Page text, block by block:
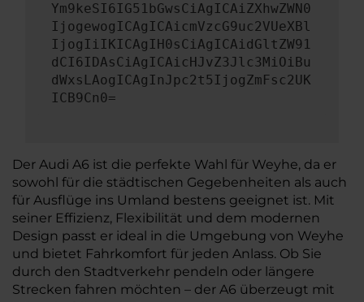
Ym9keSI6IG51bGwsCiAgICAiZXhwZWN0
IjogewogICAgICAicmVzcG9uc2VUeXBl
IjogIiIKICAgIH0sCiAgICAidGltZW91
dCI6IDAsCiAgICAicHJvZ3Jlc3MiOiBu
dWxsLAogICAgInJpc2t5IjogZmFsc2UK
ICB9Cn0=
Der Audi A6 ist die perfekte Wahl für Weyhe, da er
sowohl für die städtischen Gegebenheiten als auch
für Ausflüge ins Umland bestens geeignet ist. Mit
seiner Effizienz, Flexibilität und dem modernen
Design passt er ideal in die Umgebung von Weyhe
und bietet Fahrkomfort für jeden Anlass. Ob Sie
durch den Stadtverkehr pendeln oder längere
Strecken fahren möchten – der A6 überzeugt mit